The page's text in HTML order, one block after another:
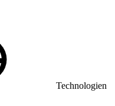
Technologien